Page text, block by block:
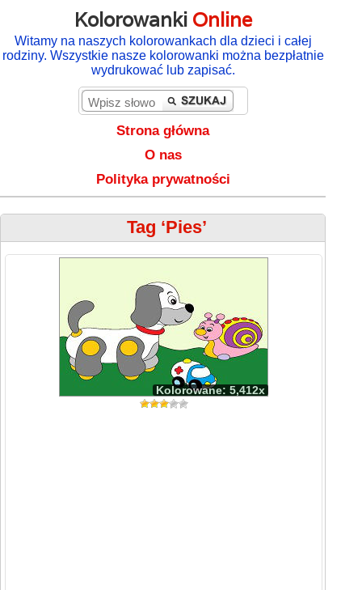
Kolorowanki Online
Witamy na naszych kolorowankach dla dzieci i całej
rodziny. Wszystkie nasze kolorowanki można bezpłatnie
wydrukować lub zapisać.
Strona główna
O nas
Polityka prywatności
Tag ‘Pies’
Kolorowane: 5,412x